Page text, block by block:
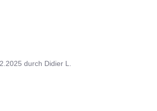
durch Didier L.